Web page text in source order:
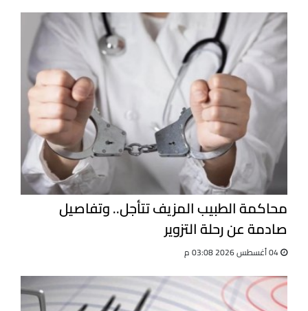
محاكمة الطبيب المزيف تتأجل.. وتفاصيل
صادمة عن رحلة التزوير